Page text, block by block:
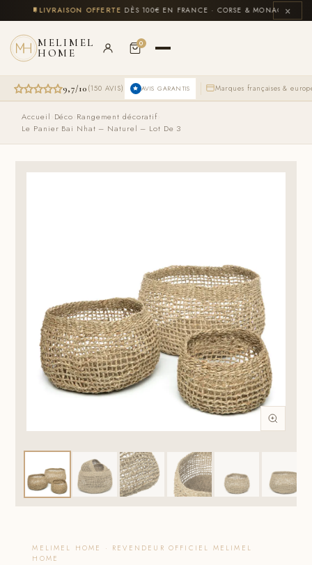
au
contenu
LIVRAISON OFFERTEDÈS 100€ EN FRANCE · CORSE & MONACO INCLUS
×
MELIMEL
HOME
0
9,7/10 (150 AVIS) AVIS GARANTIS Marques françaises &
Accueil Déco Rangement décoratif
Le Panier Bai Nhat – Naturel – Lot De 3
MELIMEL HOME · REVENDEUR OFFICIEL MELIMEL
HOME